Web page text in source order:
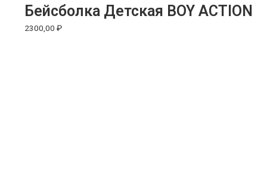
Бейсболка Детская BOY ACTION
2300,00₽